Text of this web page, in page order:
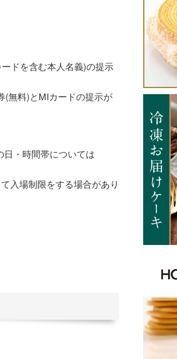
ドを含む本人名義)の提示
(無料)とMIカードの提示が
・時間帯については
入場制限をする場合があり